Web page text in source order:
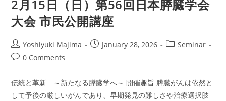
学
会
大
会
民
公
2月15日（日）第56回日本膵臓学会
大会 市民公開講座
Post
author:
Yoshiyuki Majima
PostJanuary 28, 2026
PostSeminar
Post0 Comments
伝統と革新 ～新たなる膵臓学へ～ 開催趣旨 膵臓がんは依然と
して予後の厳しいがんであり、早期発見の難しさや治療選択肢